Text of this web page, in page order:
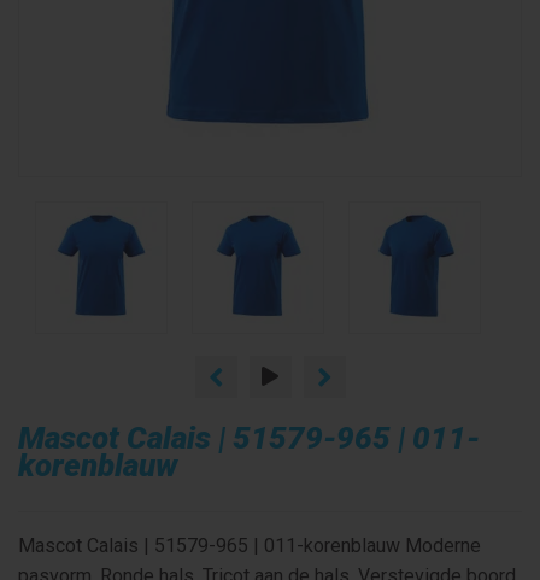
Mascot Calais | 51579-965 | 011-
korenblauw
Mascot Calais | 51579-965 | 011-korenblauw Moderne
pasvorm. Ronde hals. Tricot aan de hals. Verstevigde boord.